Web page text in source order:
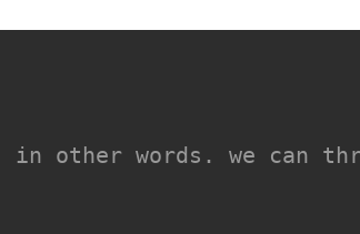
other words. we can